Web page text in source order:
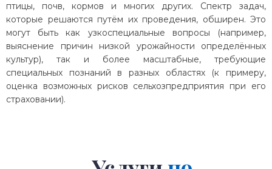
птицы, почв, кормов и многих других. Спектр задач,
которые решаются путём их проведения, обширен. Это
могут быть как узкоспециальные вопросы (например,
выяснение причин низкой урожайности определённых
культур), так и более масштабные, требующие
специальных познаний в разных областях (к примеру,
оценка возможных рисков сельхозпредприятия при его
страховании).